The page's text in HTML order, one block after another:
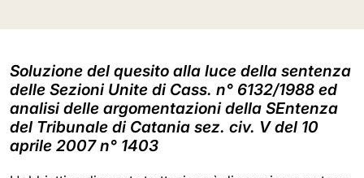
Soluzione del quesito alla luce della sentenza
delle Sezioni Unite di Cass. n° 6132/1988 ed
analisi delle argomentazioni della SEntenza
del Tribunale di Catania sez. civ. V del 10
aprile 2007 n° 1403